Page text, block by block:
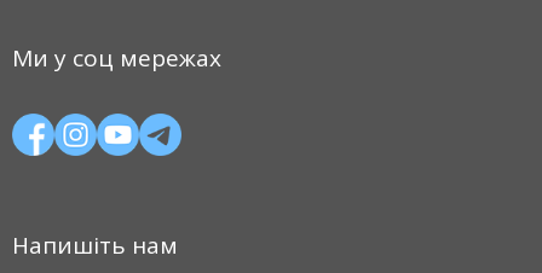
Ми у соц мережах
Напишіть нам